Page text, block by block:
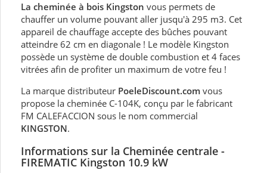
La cheminée à bois Kingston vous permets de
chauffer un volume pouvant aller jusqu'à 295 m3. Cet
appareil de chauffage accepte des bûches pouvant
atteindre 62 cm en diagonale ! Le modèle Kingston
possède un système de double combustion et 4 faces
vitrées afin de profiter un maximum de votre feu !
La marque distributeur PoeleDiscount.com vous
propose la cheminée C-104K, conçu par le fabricant
FM CALEFACCION sous le nom commercial
KINGSTON.
Informations sur la Cheminée centrale -
FIREMATIC Kingston 10.9 kW